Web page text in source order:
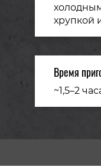
хрупкой
Время
~1,5–2